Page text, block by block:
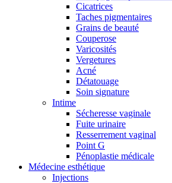
Cicatrices
Taches pigmentaires
Grains de beauté
Couperose
Varicosités
Vergetures
Acné
Détatouage
Soin signature
Intime
Sécheresse vaginale
Fuite urinaire
Resserrement vaginal
Point G
Pénoplastie médicale
Médecine esthétique
Injections